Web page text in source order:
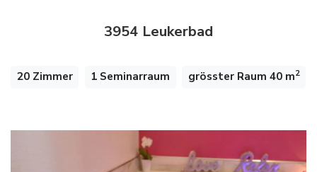
3954 Leukerbad
20 Zimmer 1 Seminarraum grösster Raum 40 m2